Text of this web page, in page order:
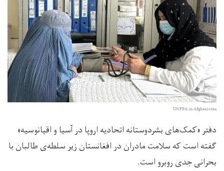
UNFPA in Afghanistan
دفتر «کمک‌های بشردوستانه اتحادیه اروپا در آسیا و اقیانوسیه»
گفته است که سلامت مادران در افغانستان زیر سلطه‌ی طالبان با
بحرانی جدی روبرو است.